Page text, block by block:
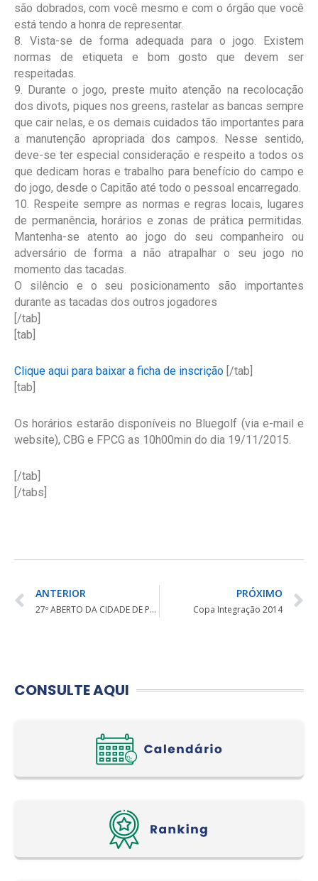
são dobrados, com você mesmo e com o órgão que você
está tendo a honra de representar.
8. Vista-se de forma adequada para o jogo. Existem
normas de etiqueta e bom gosto que devem ser
respeitadas.
9. Durante o jogo, preste muito atenção na recolocação
dos divots, piques nos greens, rastelar as bancas sempre
que cair nelas, e os demais cuidados tão importantes para
a manutenção apropriada dos campos. Nesse sentido,
deve-se ter especial consideração e respeito a todos os
que dedicam horas e trabalho para benefício do campo e
do jogo, desde o Capitão até todo o pessoal encarregado.
10. Respeite sempre as normas e regras locais, lugares
de permanência, horários e zonas de prática permitidas.
Mantenha-se atento ao jogo do seu companheiro ou
adversário de forma a não atrapalhar o seu jogo no
momento das tacadas.
O silêncio e o seu posicionamento são importantes
durante as tacadas dos outros jogadores
[/tab]
[tab]
Clique aqui para baixar a ficha de inscrição [/tab]
[tab]
Os horários estarão disponíveis no Bluegolf (via e-mail e
website), CBG e FPCG as 10h00min do dia 19/11/2015.
[/tab]
[/tabs]
ANTERIOR
27º ABERTO DA CIDADE DE PONTA GROSSA – DAF
PRÓXIMO
Copa Integração 2014
CONSULTE AQUI